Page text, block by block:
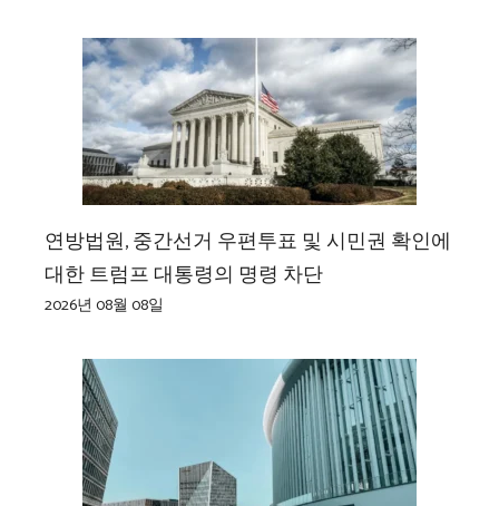
연방법원, 중간선거 우편투표 및 시민권 확인에
대한 트럼프 대통령의 명령 차단
2026년 08월 08일